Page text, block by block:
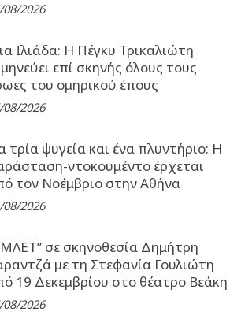
08/2026
Ιλιάδα: H Πέγκυ Τρικαλιώτη
επί σκηνής όλους τους
του ομηρικού έπους
08/2026
τρία ψυγεία και ένα πλυντήριο: Η
ντοκουμέντο έρχεται
τον Νοέμβριο στην Αθήνα
08/2026
σε σκηνοθεσία Δημήτρη
με τη Στεφανία Γουλιώτη
19 Δεκεμβρίου στο θέατρο Βεάκη
08/2026